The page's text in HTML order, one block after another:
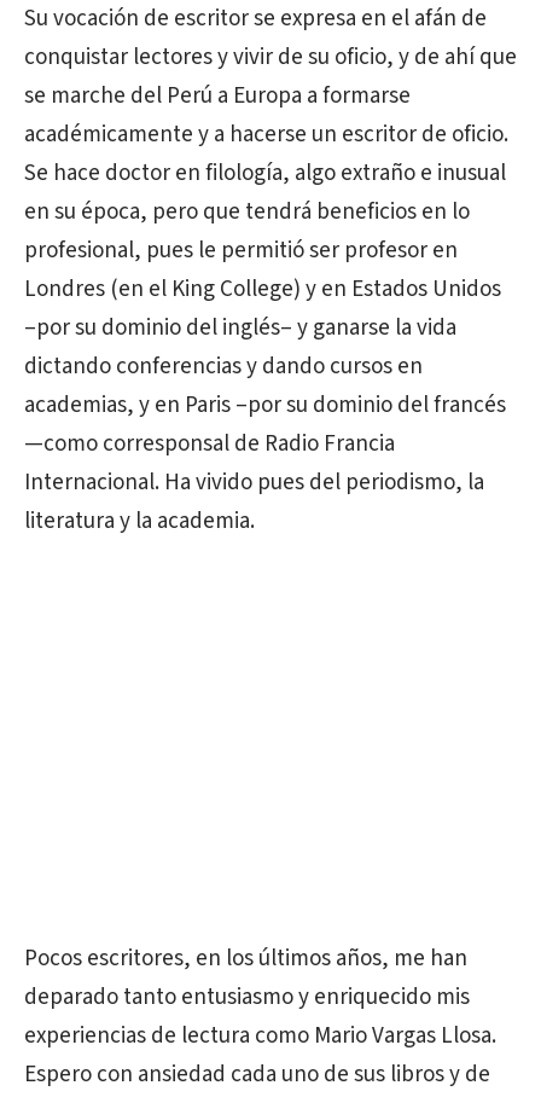
Su vocación de escritor se expresa en el afán de
conquistar lectores y vivir de su oficio, y de ahí que
se marche del Perú a Europa a formarse
académicamente y a hacerse un escritor de oficio.
Se hace doctor en filología, algo extraño e inusual
en su época, pero que tendrá beneficios en lo
profesional, pues le permitió ser profesor en
Londres (en el King College) y en Estados Unidos
–por su dominio del inglés– y ganarse la vida
dictando conferencias y dando cursos en
academias, y en Paris –por su dominio del francés
—como corresponsal de Radio Francia
Internacional. Ha vivido pues del periodismo, la
literatura y la academia.
Pocos escritores, en los últimos años, me han
deparado tanto entusiasmo y enriquecido mis
experiencias de lectura como Mario Vargas Llosa.
Espero con ansiedad cada uno de sus libros y de